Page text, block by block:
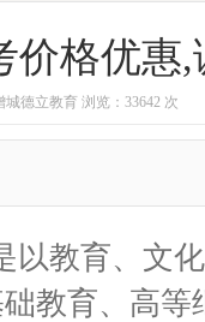
价格优惠
德立教育 浏览：33642 次
以教育、文
教育、高